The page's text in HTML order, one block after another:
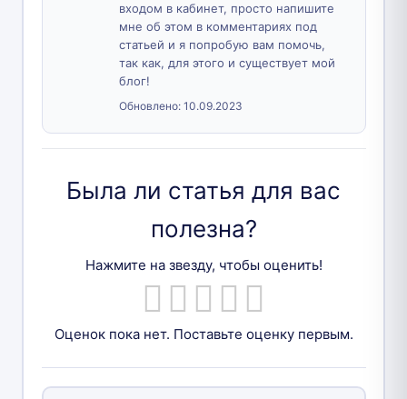
входом в кабинет, просто напишите
мне об этом в комментариях под
статьей и я попробую вам помочь,
так как, для этого и существует мой
блог!
Обновлено: 10.09.2023
Была ли статья для вас
полезна?
Нажмите на звезду, чтобы оценить!
Оценок пока нет. Поставьте оценку первым.